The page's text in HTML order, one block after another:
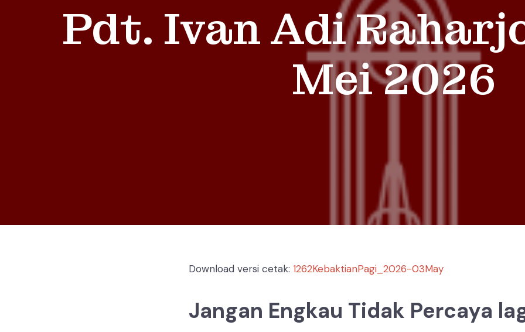
Pdt. Ivan Adi
Mei 2026
Download versi cetak: 1262KebaktianPagi_2026-03May
Jangan Engkau Tidak Percaya